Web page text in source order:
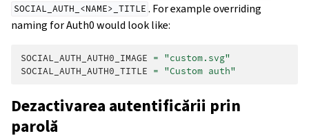
SOCIAL_AUTH_<NAME>_TITLE . For example overriding
naming for Auth0 would look like:
SOCIAL_AUTH_AUTH0_IMAGE = "custom.svg"
SOCIAL_AUTH_AUTH0_TITLE = "Custom auth"
Dezactivarea autentificării prin
parolă